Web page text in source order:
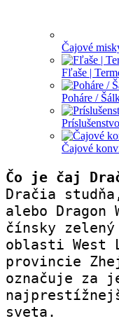
Čajové
Fľaše |
Poháre /
Príslušenstvo
Čajové
Čo je čaj
Dračia
alebo
čínsky
oblasti West
provincie
označuje za
sveta.